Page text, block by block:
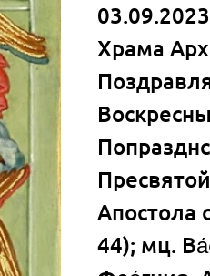
Храма
Апостола
44); мц.